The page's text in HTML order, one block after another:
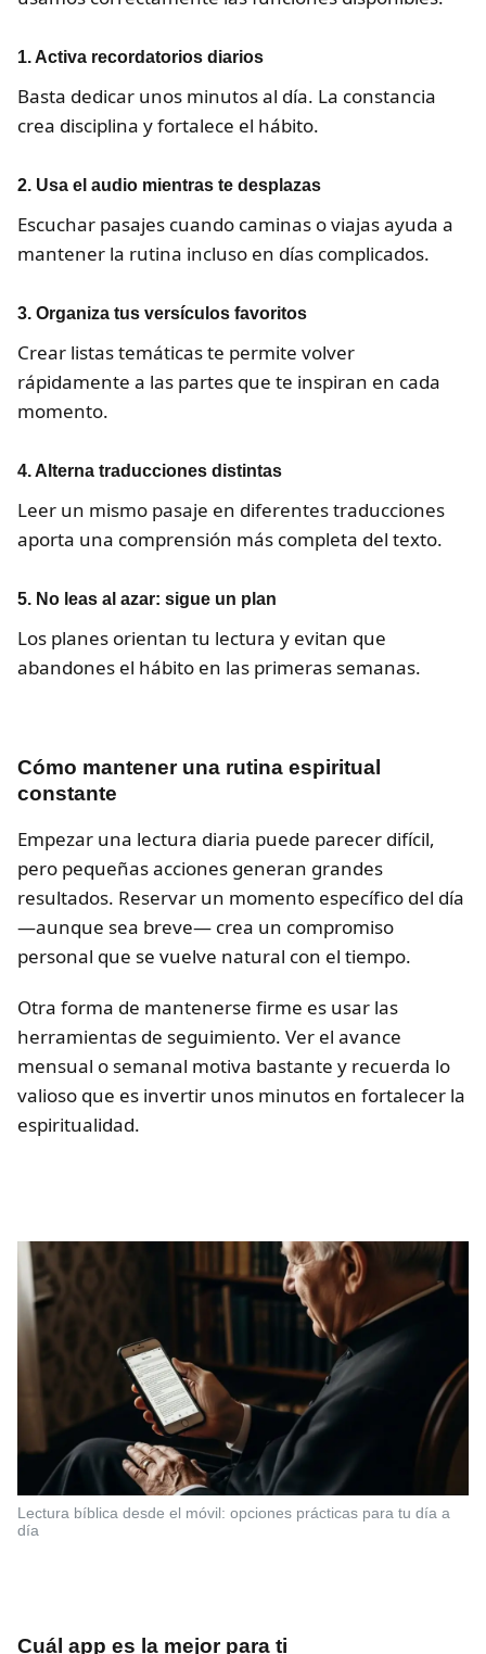
1. Activa recordatorios diarios
Basta dedicar unos minutos al día. La constancia
crea disciplina y fortalece el hábito.
2. Usa el audio mientras te desplazas
Escuchar pasajes cuando caminas o viajas ayuda a
mantener la rutina incluso en días complicados.
3. Organiza tus versículos favoritos
Crear listas temáticas te permite volver
rápidamente a las partes que te inspiran en cada
momento.
4. Alterna traducciones distintas
Leer un mismo pasaje en diferentes traducciones
aporta una comprensión más completa del texto.
5. No leas al azar: sigue un plan
Los planes orientan tu lectura y evitan que
abandones el hábito en las primeras semanas.
Cómo mantener una rutina espiritual
constante
Empezar una lectura diaria puede parecer difícil,
pero pequeñas acciones generan grandes
resultados. Reservar un momento específico del día
—aunque sea breve— crea un compromiso
personal que se vuelve natural con el tiempo.
Otra forma de mantenerse firme es usar las
herramientas de seguimiento. Ver el avance
mensual o semanal motiva bastante y recuerda lo
valioso que es invertir unos minutos en fortalecer la
espiritualidad.
Lectura bíblica desde el móvil: opciones prácticas para tu día a
día
Cuál app es la mejor para ti